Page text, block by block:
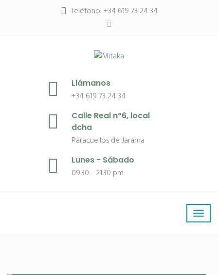
Teléfono: +34 619 73 24 34
Llámanos
+34 619 73 24 34
Calle Real nº6, local
dcha
Paracuellos de Jarama
Lunes - Sábado
09.30 - 21.30 pm